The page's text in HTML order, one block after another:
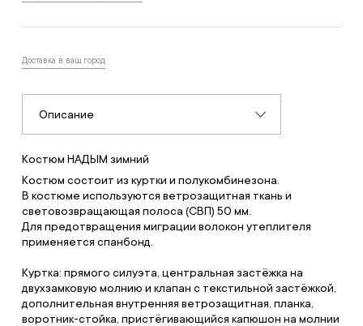
Доставка в ваш город
Описание
Костюм НАДЫМ зимний
Костюм состоит из куртки и полукомбинезона.
В костюме используются ветрозащитная ткань и
световозвращающая полоса (СВП) 50 мм.
Для предотвращения миграции волокон утеплителя
применяется спанбонд.
Куртка: прямого силуэта, центральная застёжка на
двухзамковую молнию и клапан с текстильной застёжкой,
дополнительная внутренняя ветрозащитная, планка,
воротник-стойка, пристёгивающийся капюшон на молнии